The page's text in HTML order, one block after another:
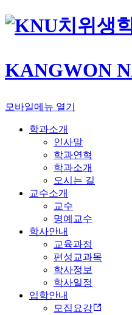
치위생
KANGWON
모바일메뉴 열기
학과소개
인사말
학과연혁
학과소개
오시는 길
교수소개
교수
명예교수
학사안내
교육과정
편성교과목
학사정보
학사일정
입학안내
모집요강